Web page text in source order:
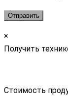
×
Получить
Стоимость